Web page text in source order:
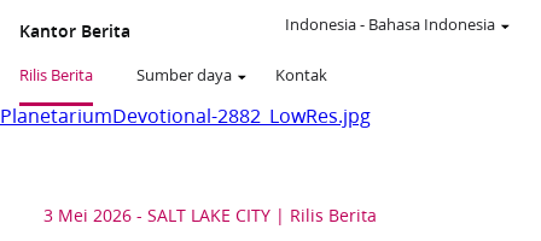
Kantor Berita
Rilis Berita Sumber daya Kontak
Indonesia- Bahasa Indonesia
PlanetariumDevotional-2882_LowRes.jpg
3 Mei 2026 - SALT LAKE CITY Rilis Berita